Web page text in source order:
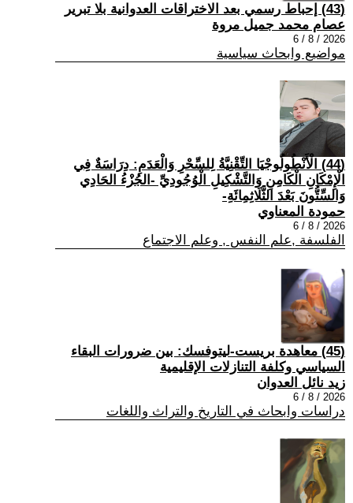
(43) إحباط رسمي بعد الاختراقات العدوانية بلا تبرير
عصام محمد جميل مروة
2026 / 8 / 6
مواضيع وابحاث سياسية
(44) الْأَنْطُولُوجْيَا التِّقْنِيَّةُ لِلسِّحْرِ وَالْعَدَمِ: دِرَاسَةٌ فِي
الْإِمْكَانِ الْكَامِنِ وَالتَّشْكِيلِ الْوُجُودِيِّ -الجُزْءُ الحَادِي
وَالسِّتُّونَ بَعْدَ الثَّلَاثِمِائَةِ-
حمودة المعناوي
2026 / 8 / 6
الفلسفة ,علم النفس , وعلم الاجتماع
(45) معاهدة بريست-ليتوفسك: بين ضرورات البقاء
السياسي وكلفة التنازلات الإقليمية
زيد نائل العدوان
2026 / 8 / 6
دراسات وابحاث في التاريخ والتراث واللغات